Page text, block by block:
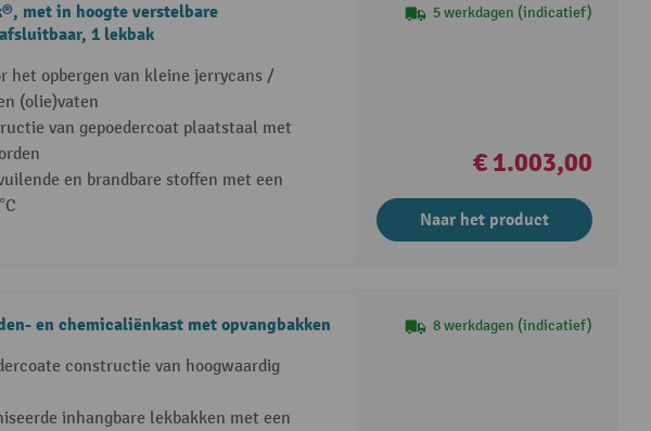
met in hoogte verstelbare
1 lekbak
het opbergen van kleine jerrycans /
(olie)vaten
van gepoedercoat plaatstaal met
en brandbare stoffen met een
5 werkdagen (indicatief)
€ 1.003,00
Naar het product
en chemicaliënkast met opvangbakken
constructie van hoogwaardig
inhangbare lekbakken met een
8 werkdagen (indicatief)